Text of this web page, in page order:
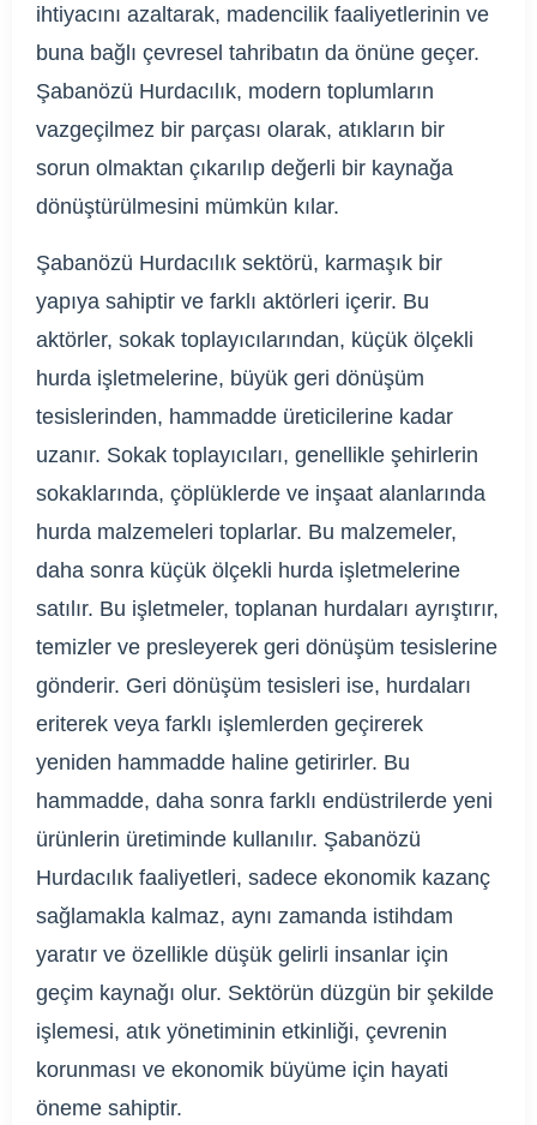
ihtiyacını azaltarak, madencilik faaliyetlerinin ve
buna bağlı çevresel tahribatın da önüne geçer.
Şabanözü Hurdacılık, modern toplumların
vazgeçilmez bir parçası olarak, atıkların bir
sorun olmaktan çıkarılıp değerli bir kaynağa
dönüştürülmesini mümkün kılar.
Şabanözü Hurdacılık sektörü, karmaşık bir
yapıya sahiptir ve farklı aktörleri içerir. Bu
aktörler, sokak toplayıcılarından, küçük ölçekli
hurda işletmelerine, büyük geri dönüşüm
tesislerinden, hammadde üreticilerine kadar
uzanır. Sokak toplayıcıları, genellikle şehirlerin
sokaklarında, çöplüklerde ve inşaat alanlarında
hurda malzemeleri toplarlar. Bu malzemeler,
daha sonra küçük ölçekli hurda işletmelerine
satılır. Bu işletmeler, toplanan hurdaları ayrıştırır,
temizler ve presleyerek geri dönüşüm tesislerine
gönderir. Geri dönüşüm tesisleri ise, hurdaları
eriterek veya farklı işlemlerden geçirerek
yeniden hammadde haline getirirler. Bu
hammadde, daha sonra farklı endüstrilerde yeni
ürünlerin üretiminde kullanılır. Şabanözü
Hurdacılık faaliyetleri, sadece ekonomik kazanç
sağlamakla kalmaz, aynı zamanda istihdam
yaratır ve özellikle düşük gelirli insanlar için
geçim kaynağı olur. Sektörün düzgün bir şekilde
işlemesi, atık yönetiminin etkinliği, çevrenin
korunması ve ekonomik büyüme için hayati
öneme sahiptir.